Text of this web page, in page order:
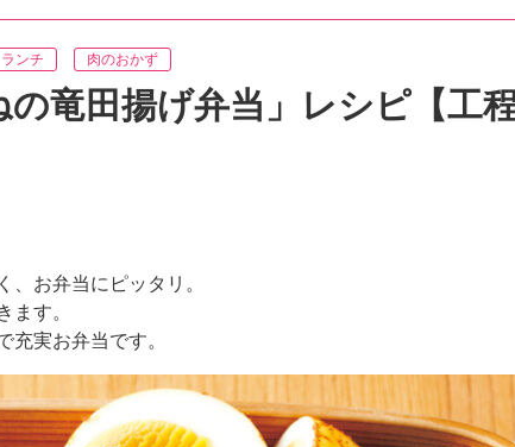
ンチ 肉のおかず
竜田揚げ弁当」レシピ【工
お弁当にピッタリ。
ます。
充実お弁当です。